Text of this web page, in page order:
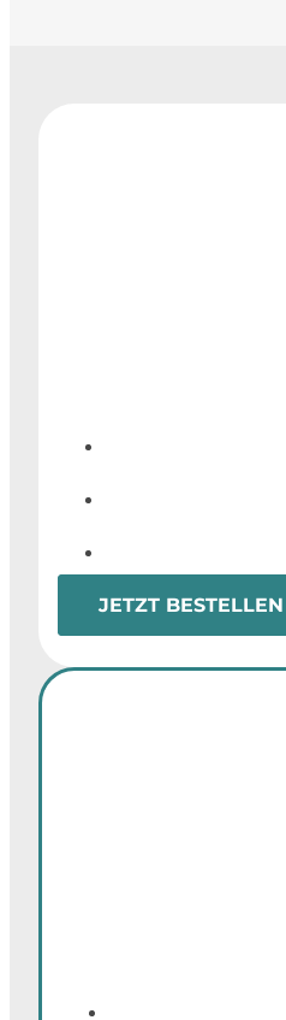
JETZT BESTELLEN